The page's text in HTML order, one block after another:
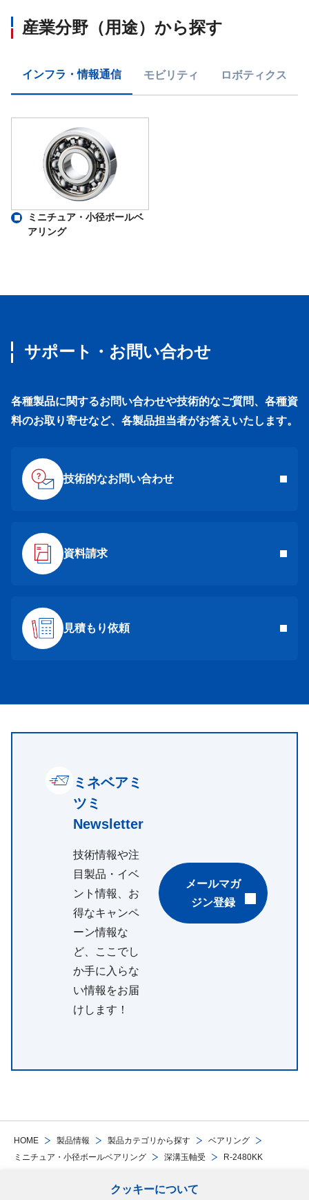
クッキーについて
HOME 製品情報 製品カテゴリから探す
ベアリング
ミニチュア・小径ボールベアリング
深溝玉軸受 R-2480KK
産業分野（用途）から探す
インフラ・情報通信 モビリティ ロボティクス
ミニチュア・小径ボールベ
アリング
サポート・お問い合わせ
各種製品に関するお問い合わせや技術的なご質問、各種資
料のお取り寄せなど、各製品担当者がお答えいたします。
技術的なお問い合わせ
資料請求
見積もり依頼
ミネベアミ
ツミ
Newsletter
技術情報や注
目製品・イベ
ント情報、お
得なキャンペ
ーン情報な
ど、ここでし
か手に入らな
い情報をお届
けします！
メールマガ
ジン登録